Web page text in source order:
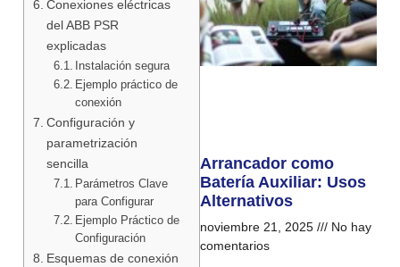
Conexiones eléctricas
del ABB PSR
explicadas
Instalación segura
Ejemplo práctico de
conexión
Configuración y
parametrización
sencilla
Parámetros Clave
para Configurar
Ejemplo Práctico de
Configuración
Esquemas de conexión
Arrancador como
Batería Auxiliar: Usos
Alternativos
noviembre 21, 2025
No hay
comentarios